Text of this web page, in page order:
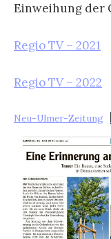
Einweihung der
Regio TV – 2021
Regio TV – 2022
Neu-Ulmer-Zeitung